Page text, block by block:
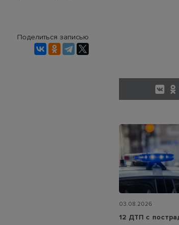
Поделиться записью
03.08.2026
12 ДТП с